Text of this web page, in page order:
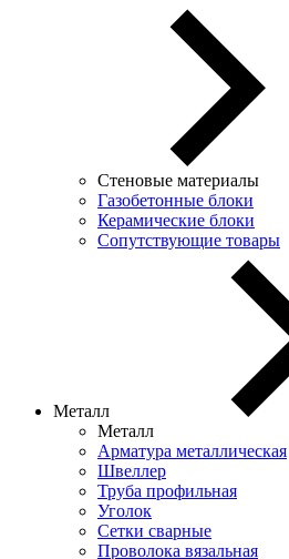
Стеновые материалы
Газобетонные блоки
Керамические блоки
Сопутствующие товары
Металл
Металл
Арматура металлическая
Швеллер
Труба профильная
Уголок
Сетки сварные
Проволока вязальная